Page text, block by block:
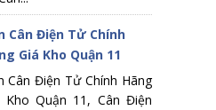
Cân Điện Tử Chính
Giá Kho Quận 11
Cân Điện Tử Chính Hãng
Kho Quận 11, Cân Điện